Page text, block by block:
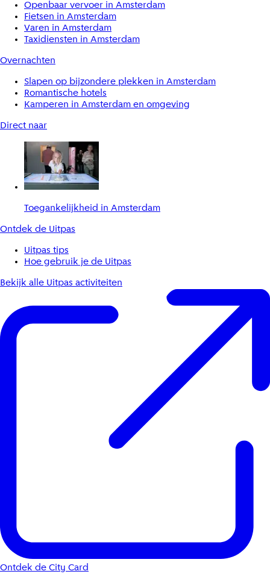
Openbaar vervoer in Amsterdam
Fietsen in Amsterdam
Varen in Amsterdam
Taxidiensten in Amsterdam
Overnachten
Slapen op bijzondere plekken in Amsterdam
Romantische hotels
Kamperen in Amsterdam en omgeving
Direct naar
Toegankelijkheid in Amsterdam
Ontdek de Uitpas
Uitpas tips
Hoe gebruik je de Uitpas
Bekijk alle Uitpas activiteiten
Ontdek de City Card